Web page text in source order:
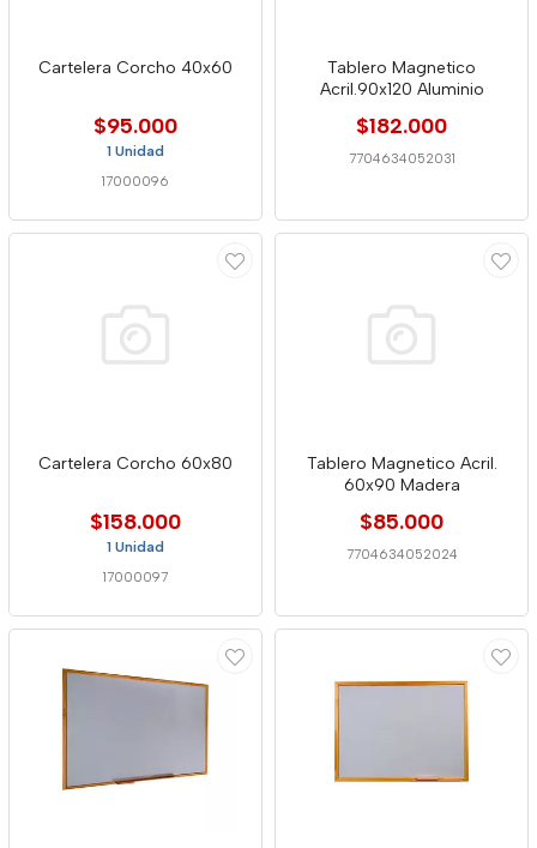
Cartelera Corcho 40x60
$95.000
1 Unidad
17000096
Tablero Magnetico
Acril.90x120 Aluminio
$182.000
7704634052031
Cartelera Corcho 60x80
$158.000
1 Unidad
17000097
Tablero Magnetico Acril.
60x90 Madera
$85.000
7704634052024